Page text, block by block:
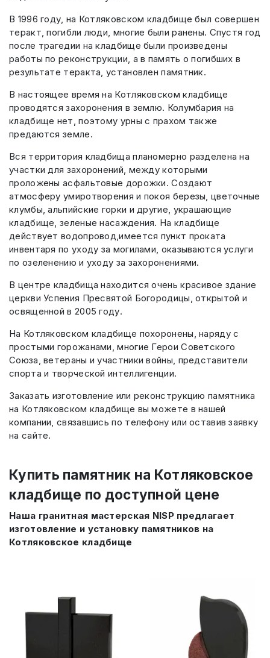
В 1996 году, на Котляковском кладбище был совершен
теракт, погибли люди, многие были ранены. Спустя год
после трагедии на кладбище были произведены
работы по реконструкции, а в память о погибших в
результате теракта, установлен памятник.
В настоящее время на Котляковском кладбище
проводятся захоронения в землю. Колумбария на
кладбище нет, поэтому урны с прахом также
предаются земле.
Вся территория кладбища планомерно разделена на
участки для захоронений, между которыми
проложены асфальтовые дорожки. Создают
атмосферу умиротворения и покоя березы, цветочные
клумбы, альпийские горки и другие, украшающие
кладбище, зеленые насаждения. На кладбище
действует водопровод,имеется пункт проката
инвентаря по уходу за могилами, оказываются услуги
по озеленению и уходу за захоронениями.
В центре кладбища находится очень красивое здание
церкви Успения Пресвятой Богородицы, открытой и
освященной в 2005 году.
На Котляковском кладбище похоронены, наряду с
простыми горожанами, многие Герои Советского
Союза, ветераны и участники войны, представители
спорта и творческой интеллигенции.
Заказать изготовление или реконструкцию памятника
на Котляковском кладбище вы можете в нашей
компании, связавшись по телефону или оставив заявку
на сайте.
Купить памятник на Котляковское
кладбище по доступной цене
Наша гранитная мастерская NISP предлагает
изготовление и установку памятников на
Котляковское кладбище